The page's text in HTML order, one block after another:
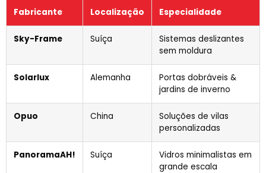
Fabricante Localização Especialidade
Sky-Frame Suíça
Sistemas deslizantes
sem moldura
Solarlux Alemanha
Portas dobráveis &
jardins de inverno
Opuo China
Soluções de vilas
personalizadas
PanoramaAH! Suíça
Vidros minimalistas em
grande escala